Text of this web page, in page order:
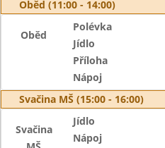
Oběd (11:00 - 14:00)
Oběd
Polévka
Jídlo
Příloha
Nápoj
Svačina MŠ (15:00 - 16:00)
Svačina
Jídlo
Nápoj